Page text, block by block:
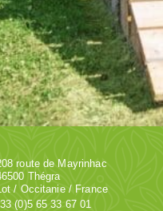
route de Mayrinhac
Thégra
Lot / Occitanie / France
(0)5 65 33 67 01